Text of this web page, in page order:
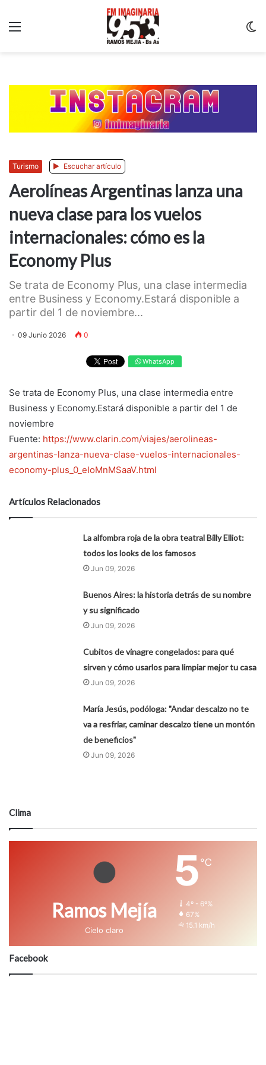
Turismo Escuchar artículo
Aerolíneas Argentinas lanza una
nueva clase para los vuelos
internacionales: cómo es la
Economy Plus
Se trata de Economy Plus, una clase intermedia
entre Business y Economy.Estará disponible a
partir del 1 de noviembre...
09 Junio 2026 0
WhatsApp
Se trata de Economy Plus, una clase intermedia entre
Business y Economy.Estará disponible a partir del 1 de
noviembre
Fuente: https://www.clarin.com/viajes/aerolineas-
argentinas-lanza-nueva-clase-vuelos-internacionales-
economy-plus_0_eIoMnMSaaV.html
Artículos Relacionados
La alfombra roja de la obra teatral Billy Elliot:
todos los looks de los famosos
Jun 09, 2026
Buenos Aires: la historia detrás de su nombre
y su significado
Jun 09, 2026
Cubitos de vinagre congelados: para qué
sirven y cómo usarlos para limpiar mejor tu casa
Jun 09, 2026
María Jesús, podóloga: "Andar descalzo no te
va a resfriar, caminar descalzo tiene un montón
de beneficios"
Jun 09, 2026
Clima
Ramos Mejía
Cielo claro
5 ℃
4º - 6º%
67%
15.1 km/h
Facebook